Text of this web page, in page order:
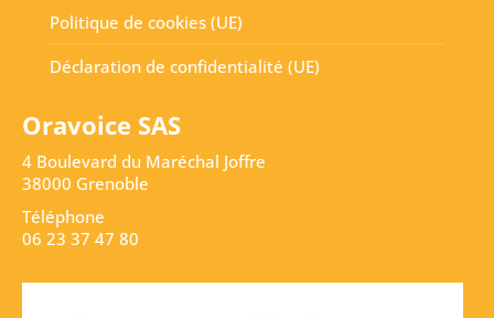
Politique de cookies (UE)
Déclaration de confidentialité (UE)
Oravoice SAS
4 Boulevard du Maréchal Joffre
38000 Grenoble
Téléphone
06 23 37 47 80